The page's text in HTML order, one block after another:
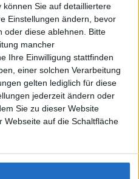
können Sie auf detailliertere
Einstellungen ändern, bevor
oder diese ablehnen.
Bitte
mancher
Ihre Einwilligung stattfinden
einer solchen Verarbeitung
gelten lediglich für diese
jederzeit ändern oder
Sie zu dieser Website
auf die Schaltfläche